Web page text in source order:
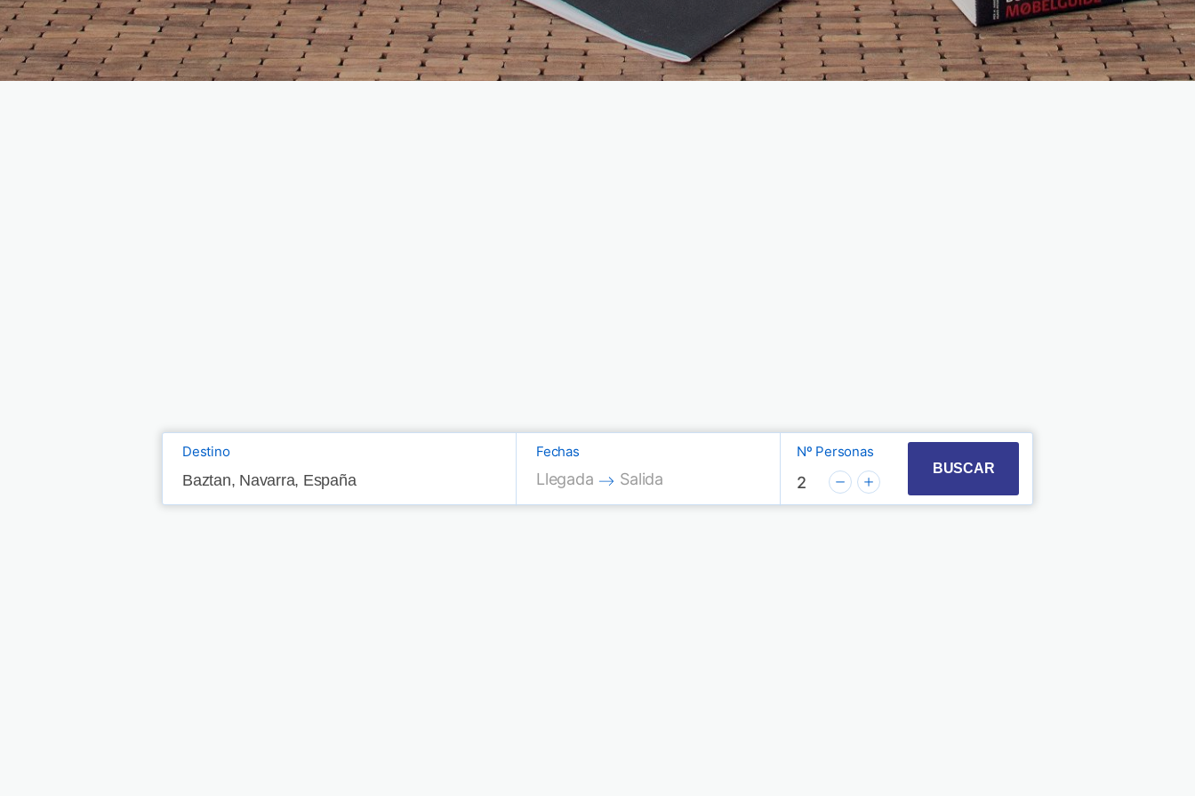
Destino Fechas
Press the down arrow key to interact with the calendar and select a date. Press the
Llegada
Press the down arrow key to interact with the calendar and select a date.
Salida
Nº Personas
2
BUSCAR